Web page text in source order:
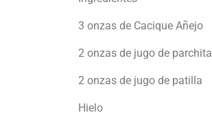
3 onzas de Cacique Añejo
2 onzas de jugo de parchita
2 onzas de jugo de patilla
Hielo